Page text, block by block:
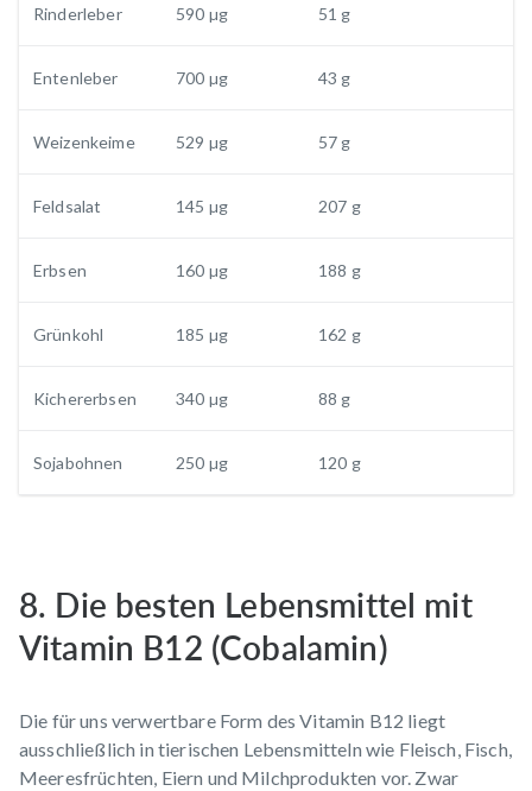
Rinderleber 590 µg 51 g
Entenleber 700 µg 43 g
Weizenkeime 529 µg 57 g
Feldsalat 145 µg 207 g
Erbsen 160 µg 188 g
Grünkohl 185 µg 162 g
Kichererbsen 340 µg 88 g
Sojabohnen 250 µg 120 g
8. Die besten Lebensmittel mit
Vitamin B12 (Cobalamin)
Die für uns verwertbare Form des Vitamin B12 liegt
ausschließlich in tierischen Lebensmitteln wie Fleisch, Fisch,
Meeresfrüchten, Eiern und Milchprodukten vor. Zwar